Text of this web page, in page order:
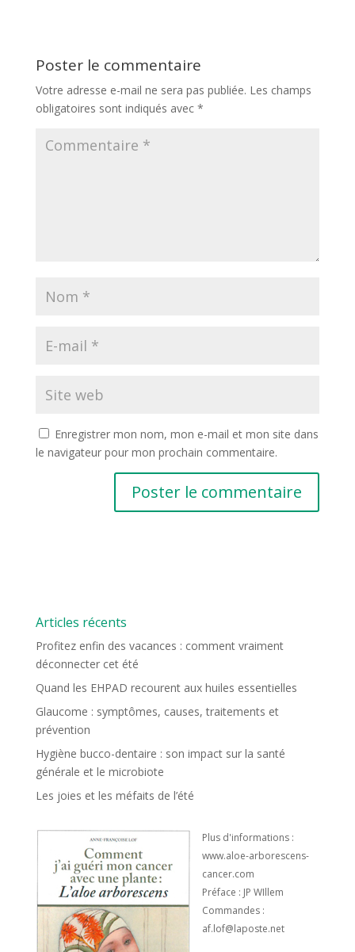
Poster le commentaire
Votre adresse e-mail ne sera pas publiée. Les champs
obligatoires sont indiqués avec *
Enregistrer mon nom, mon e-mail et mon site dans
le navigateur pour mon prochain commentaire.
Articles récents
Profitez enfin des vacances : comment vraiment
déconnecter cet été
Quand les EHPAD recourent aux huiles essentielles
Glaucome : symptômes, causes, traitements et
prévention
Hygiène bucco-dentaire : son impact sur la santé
générale et le microbiote
Les joies et les méfaits de l’été
Plus d'informations :
www.aloe-arborescens-
cancer.com
Préface : JP WIllem
Commandes :
af.lof@laposte.net